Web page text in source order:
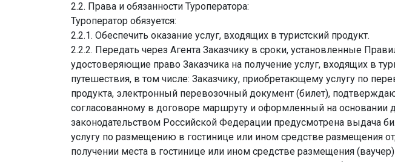
2.2. Права и обязанности Туроператора:
Туроператор обязуется:
2.2.1. Обеспечить оказание услуг, входящих в туристский продукт.
2.2.2. Передать через Агента Заказчику в сроки, установленные
удостоверяющие право Заказчика на получение услуг, входящих в
путешествия, в том числе: Заказчику, приобретающему услугу по
продукта, электронный перевозочный документ (билет),
согласованному в договоре маршруту и оформленный на основании
законодательством Российской Федерации предусмотрена выдача
услугу по размещению в гостинице или ином средстве размещения
получении места в гостинице или ином средстве размещения